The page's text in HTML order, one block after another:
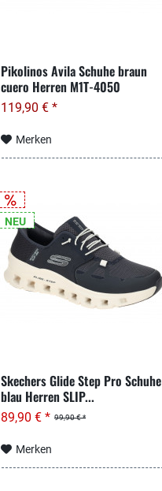
45.5
47.5
49
49.5
50
Pikolinos Avila Schuhe braun
cuero Herren M1T-4050
119,90 € *
Merken
NEU
Skechers Glide Step Pro Schuhe
blau Herren SLIP...
99,90 € *
89,90 € *
Merken